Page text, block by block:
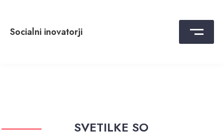
content
Socialni inovatorji
SVETILKE SO